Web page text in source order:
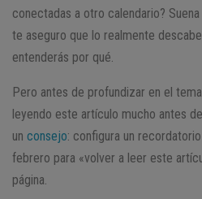
conectadas a otro calendario?
te aseguro que lo realmente
entenderás por qué.
Pero antes de profundizar en el
leyendo este artículo mucho antes
un consejo: configura un
febrero para «volver a leer este
página.